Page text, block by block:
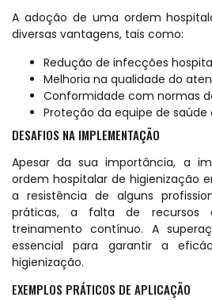
A adoção de uma ordem
diversas vantagens, tais como:
Redução de infecções
Melhoria na qualidade do
Conformidade com normas
Proteção da equipe de saúde
DESAFIOS NA IMPLEMENTAÇÃO
Apesar da sua importância, a
ordem hospitalar de higienização
a resistência de alguns
práticas, a falta de recursos
treinamento contínuo. A
essencial para garantir a
higienização.
EXEMPLOS PRÁTICOS DE APLICAÇÃO